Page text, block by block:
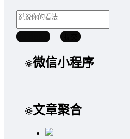
微信小程序
文章聚合